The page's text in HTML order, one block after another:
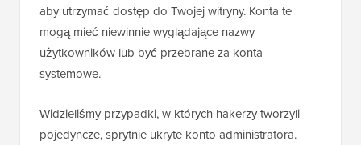
aby utrzymać dostęp do Twojej witryny. Konta te
mogą mieć niewinnie wyglądające nazwy
użytkowników lub być przebrane za konta
systemowe.
Widzieliśmy przypadki, w których hakerzy tworzyli
pojedyncze, sprytnie ukryte konto administratora.